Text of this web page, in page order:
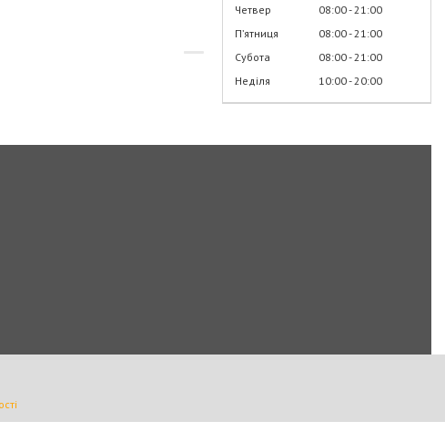
Четвер
08:00 21:00
Пʼятниця
08:00 21:00
Субота
08:00 21:00
Неділя
10:00 20:00